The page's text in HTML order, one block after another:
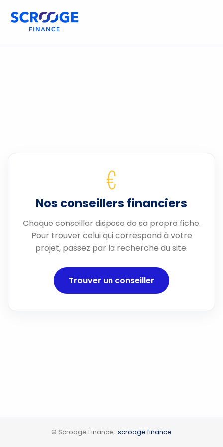
€
Nos conseillers financiers
Chaque conseiller dispose de sa propre fiche.
Pour trouver celui qui correspond à votre
projet, passez par la recherche du site.
Trouver un conseiller
© Scrooge Finance · scrooge.finance